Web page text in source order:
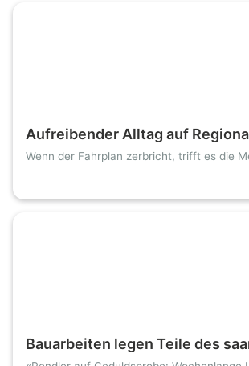
Aufreibender Alltag auf
Zwischen Verspätung, Gewalt
Wenn der Fahrplan zerbricht, trifft es die
Bauarbeiten legen Teile des